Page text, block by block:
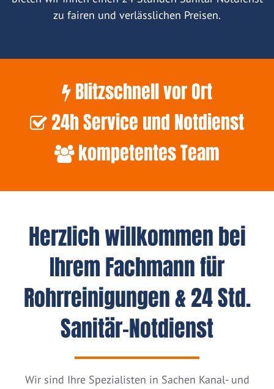
zu fairen und verlässlichen Preisen.
Blitzschnell vor Ort
24h Service und Notdienst
kompetentes Team
Herzlich willkommen bei
Ihrem Fachmann für
Rohrreinigungen & 24 Std.
Sanitär-Notdienst
Wir sind Ihre Spezialisten in Sachen Kanal- und